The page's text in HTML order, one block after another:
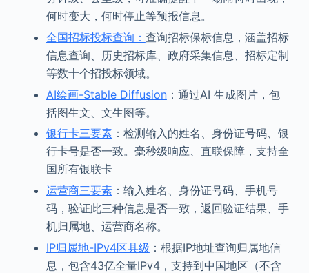
何时变大，何时停止等预报信息。
全国招标投标查询： 查询招标保标信息，涵盖招标
信息查询、历史招标库、政府采集信息、招标定制
等数十个招投标领域。
AI绘画-Stable Diffusion：通过AI 生成图片，包
括图生文、文生图等。
银行卡三要素：检测输入的姓名、身份证号码、银
行卡号是否一致。毫秒级响应、直联保障，支持全
国所有银联卡
运营商三要素：输入姓名、身份证号码、手机号
码，验证此三种信息是否一致，返回验证结果、手
机归属地、运营商名称。
IP归属地-IPv4区县级 ：根据IP地址查询归属地信
息，包含43亿全量IPv4，支持到中国地区（不含